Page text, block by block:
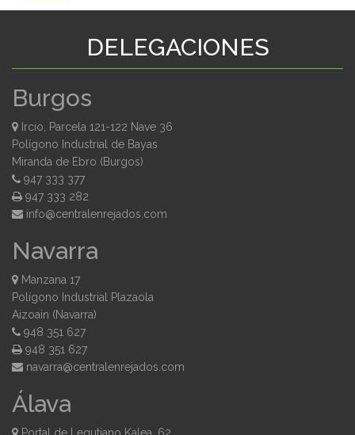
DELEGACIONES
Burgos
Ircio, Parcela 121-122 Nave 36
Polígono Industrial de Bayas
Miranda de Ebro (Burgos)
947 333 377
947 333 282
moc.sodajernelartnec@ofni
Navarra
Manzana 17
Polígono Industrial Plazaola
Aizoain (Navarra)
948 351 627
948 351 627
moc.sodajernelartnec@arravan
Álava